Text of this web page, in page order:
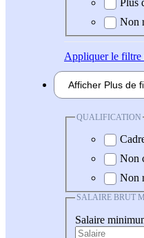
Non
Appliquerle filtre
Afficher Plus de
QUALIFICATION
Non
Non
SALAIRE BRUT
Salaire